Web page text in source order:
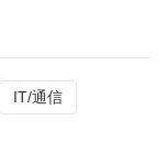
IT/通信